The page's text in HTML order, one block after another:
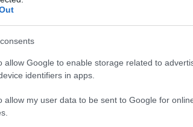
allow Google to enable storage related to
identifiers in apps.
allow my user data to be sent to Google for
υποχρεώθηκε να αποστείλει
σχολείο λειτουργεί τα
όσο και επειδή η πράξη της
είναι αντίθετη σε κάθε
Διεύθυνση επιστολή
απόφαση.